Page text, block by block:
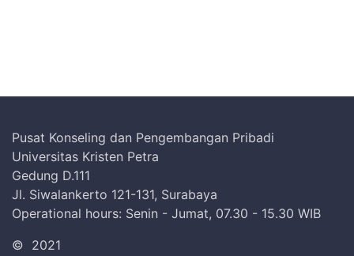
Pusat Konseling dan Pengembangan Pribadi
Universitas Kristen Petra
Gedung D.111
Jl. Siwalankerto 121-131, Surabaya
Operational hours: Senin - Jumat, 07.30 - 15.30 WIB
© 2021